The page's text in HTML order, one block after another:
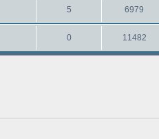
5 6979
0 11482